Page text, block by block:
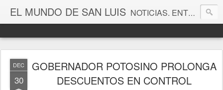
EL MUNDO DE SAN LUIS NOTICIAS. ENTRETENIMIENTO. EDITORIALES. CANAL DE VÍDEOS. GALERÍA DE FOTOGRAFÍAS.
DEC
30
GOBERNADOR POTOSINO PROLONGA
DESCUENTOS EN CONTROL